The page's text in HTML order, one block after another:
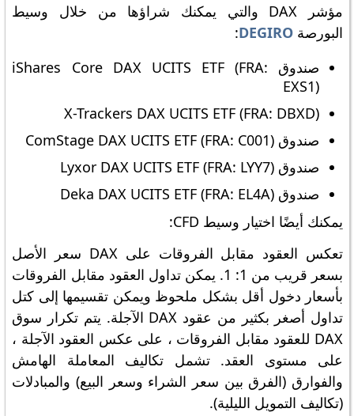
مؤشر DAX والتي يمكنك شراؤها من خلال وسيط
البورصة DEGIRO
:
صندوق iShares Core DAX UCITS ETF (FRA:
EXS1)
X-Trackers DAX UCITS ETF (FRA: DBXD)
صندوق ComStage DAX UCITS ETF (FRA: C001)
صندوق Lyxor DAX UCITS ETF (FRA: LYY7)
صندوق Deka DAX UCITS ETF (FRA: EL4A)
يمكنك أيضًا اختيار وسيط CFD:
تعكس العقود مقابل الفروقات على DAX سعر الأصل
بسعر قريب من 1: 1. يمكن تداول العقود مقابل الفروقات
بأسعار دخول أقل بشكل ملحوظ ويمكن تقسيمها إلى كتل
تداول أصغر بكثير من عقود DAX الآجلة. يتم تكرار سوق
DAX للعقود مقابل الفروقات ، على عكس العقود الآجلة ،
على مستوى العقد. تشمل تكاليف المعاملة الهامش
والفوارق (الفرق بين سعر الشراء وسعر البيع) والمبادلات
(تكاليف التمويل الليلية).